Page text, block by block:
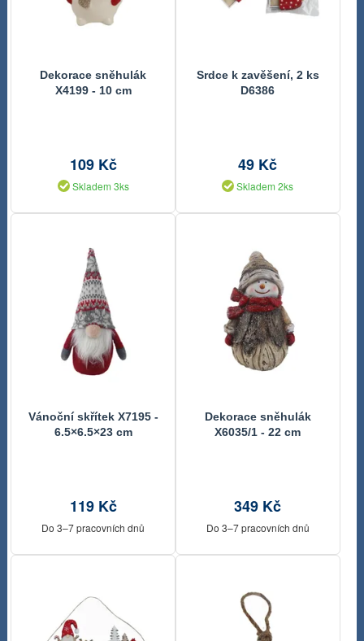
Dekorace sněhulák
X4199 - 10 cm
109 Kč
Skladem 3ks
Srdce k zavěšení, 2 ks
D6386
49 Kč
Skladem 2ks
Vánoční skřítek X7195 -
6.5×6.5×23 cm
119 Kč
Do 3–7 pracovních dnů
Dekorace sněhulák
X6035/1 - 22 cm
349 Kč
Do 3–7 pracovních dnů